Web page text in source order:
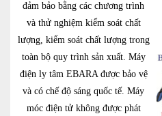
đảm bảo bằng các chương trình
và thử nghiệm kiểm soát chất
lượng, kiểm soát chất lượng trong
toàn bộ quy trình sản xuất. Máy
điện ly tâm EBARA được bảo vệ
và có chế độ sáng quốc tế. Máy
móc điện tử không được phát